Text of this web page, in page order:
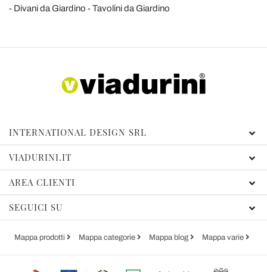
Divani da Giardino
Tavolini da Giardino
INTERNATIONAL DESIGN SRL
VIADURINI.IT
AREA CLIENTI
SEGUICI SU
Mappa prodotti Mappa categorie Mappa blog Mappa varie